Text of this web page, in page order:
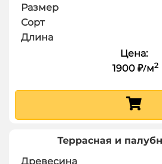
Размер
Сорт
Длина
Цена:
1900 ₽/м2
Террасная и
Древесина